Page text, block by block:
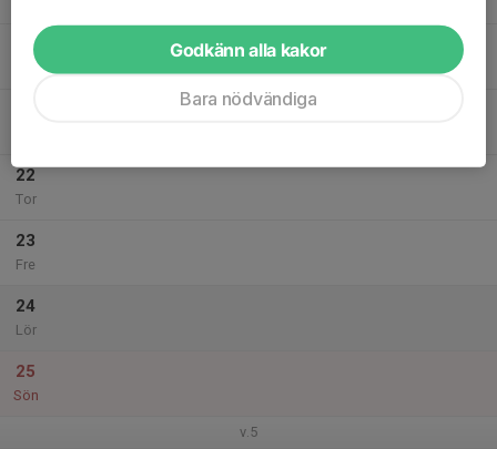
20
Inomhusträning
22
Tor
23
Fre
24
Lör
25
Sön
v.5
Godkänn alla kakor
Bara nödvändiga